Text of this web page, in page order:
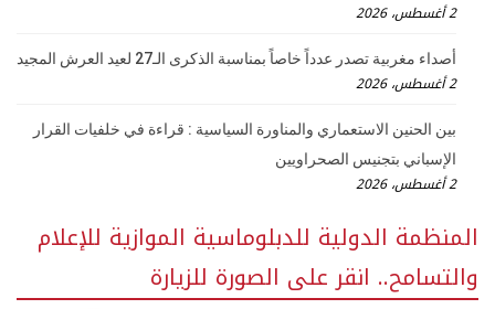
2 أغسطس، 2026
أصداء مغربية تصدر عدداً خاصاً بمناسبة الذكرى الـ27 لعيد العرش المجيد
2 أغسطس، 2026
بين الحنين الاستعماري والمناورة السياسية : قراءة في خلفيات القرار
الإسباني بتجنيس الصحراويين
2 أغسطس، 2026
المنظمة الدولية للدبلوماسية الموازية للإعلام
والتسامح.. انقر على الصورة للزيارة